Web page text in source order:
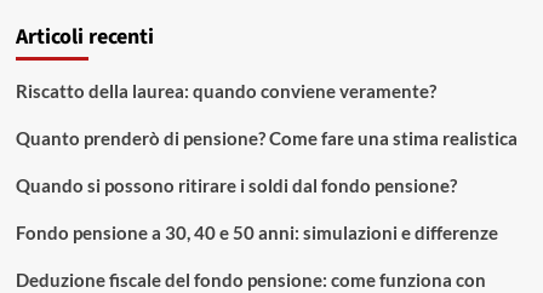
Articoli recenti
Riscatto della laurea: quando conviene veramente?
Quanto prenderò di pensione? Come fare una stima realistica
Quando si possono ritirare i soldi dal fondo pensione?
Fondo pensione a 30, 40 e 50 anni: simulazioni e differenze
Deduzione fiscale del fondo pensione: come funziona con